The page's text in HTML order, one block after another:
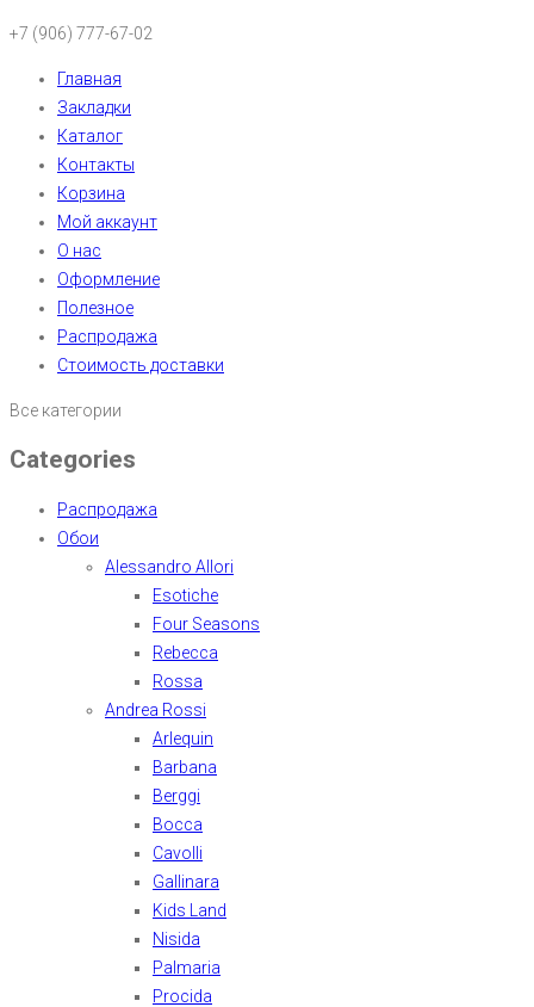
+7 (906) 777-67-02
Главная
Закладки
Каталог
Контакты
Корзина
Мой аккаунт
О нас
Оформление
Полезное
Распродажа
Стоимость доставки
Все категории
Categories
Распродажа
Обои
Alessandro Allori
Esotiche
Four Seasons
Rebecca
Rossa
Andrea Rossi
Arlequin
Barbana
Berggi
Bocca
Cavolli
Gallinara
Kids Land
Nisida
Palmaria
Procida